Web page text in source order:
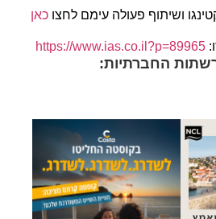
ושיתוף פעולה עימם לחצוכאן
https://
החברתיות: